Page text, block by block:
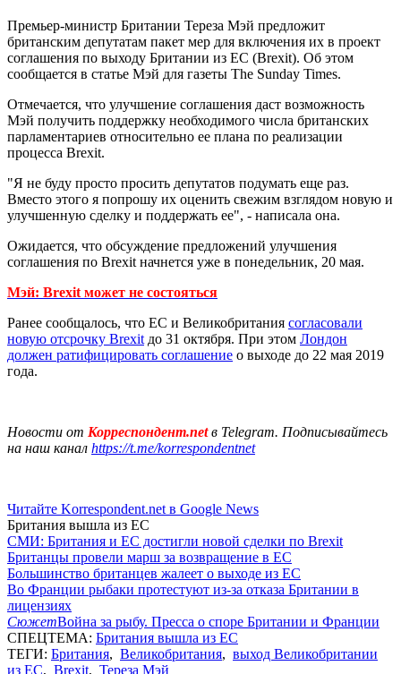
Премьер-министр Британии Тереза Мэй предложит
британским депутатам пакет мер для включения их в проект
соглашения по выходу Британии из ЕС (Brexit). Об этом
сообщается в статье Мэй для газеты The Sunday Times.
Отмечается, что улучшение соглашения даст возможность
Мэй получить поддержку необходимого числа британских
парламентариев относительно ее плана по реализации
процесса Brexit.
"Я не буду просто просить депутатов подумать еще раз.
Вместо этого я попрошу их оценить свежим взглядом новую и
улучшенную сделку и поддержать ее", - написала она.
Ожидается, что обсуждение предложений улучшения
соглашения по Brexit начнется уже в понедельник, 20 мая.
Мэй: Brexit может не состояться
Ранее сообщалось, что ЕС и Великобритания согласовали
новую отсрочку Brexit до 31 октября. При этом Лондон
должен ратифицировать соглашение о выходе до 22 мая 2019
года.
Новости от Корреспондент.netв Telegram. Подписывайтесь
на наш канал https://t.me/korrespondentnet
Читайте Korrespondent.net в Google News
Британия вышла из ЕС
СМИ: Британия и ЕС достигли новой сделки по Brexit
Британцы провели марш за возвращение в ЕС
Большинство британцев жалеет о выходе из ЕС
Во Франции рыбаки протестуют из-за отказа Британии в
лицензиях
СюжетВойна за рыбу. Пресса о споре Британии и Франции
СПЕЦТЕМА: Британия вышла из ЕС
ТЕГИ: Британия, Великобритания, выход Великобритании
из ЕС, Brexit, Тереза Мэй